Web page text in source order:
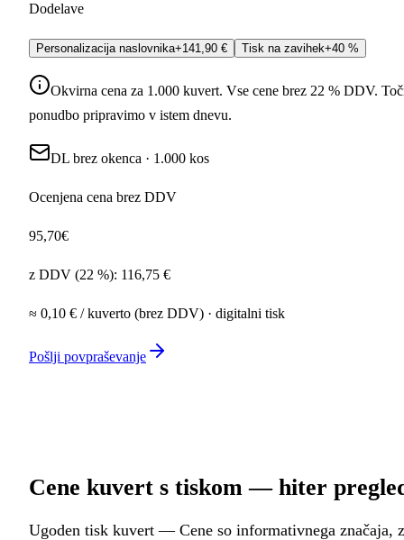
Dodelave
Personalizacija naslovnika+141,90 € Tisk na zavihek+40 %
Okvirna cena za 1.000 kuvert. Vse cene brez 22 % DDV.
ponudbo pripravimo v istem dnevu.
DL brez okenca · 1.000 kos
Ocenjena cena brez DDV
95,70€
z DDV (22 %): 116,75 €
≈ 0,10 € / kuverto (brez DDV) · digitalni tisk
Pošlji povpraševanje
Cene kuvert s tiskom — hiter
Ugoden tisk kuvert — Cene so informativnega značaja,